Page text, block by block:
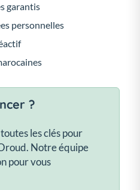
garantis
personnelles
?
les clés pour
Notre équipe
pour vous